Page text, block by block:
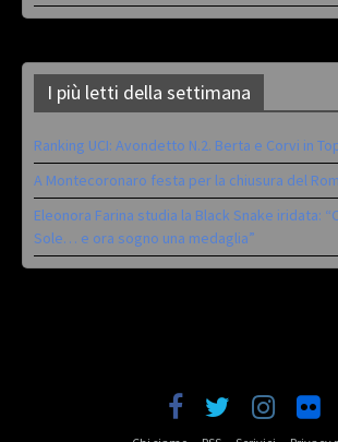
I più letti della settimana
Ranking UCI: Avondetto N.2. Berta e Corvi in
A Montecoronaro festa per la chiusura del
Eleonora Farina studia la Black Snake iridata:
Sole… e ora sogno una medaglia”